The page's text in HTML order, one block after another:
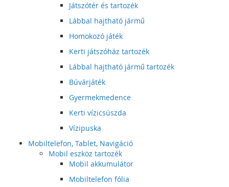
Játszótér és tartozék
Lábbal hajtható jármű
Homokozó játék
Kerti játszóház tartozék
Lábbal hajtható jármű tartozék
Búvárjáték
Gyermekmedence
Kerti vízicsúszda
Vízipuska
Mobiltelefon, Tablet, Navigáció
Mobil eszköz tartozék
Mobil akkumulátor
Mobiltelefon fólia